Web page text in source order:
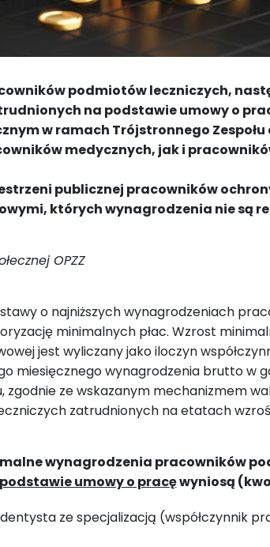
podmiotów leczniczych,
na podstawie umowy o
w ramach Trójstronnego Zespołu
medycznych, jak i
publicznej pracowników
których wynagrodzenia nie są
OPZZ
o najniższych wynagrodzeniach
minimalnych płac. Wzrost
jest wyliczany jako iloczyn
miesięcznego wynagrodzenia brutto w
ze wskazanym mechanizmem
zatrudnionych na etatach
wynagrodzenia pracowników
umowy o pracęwyniosą
ze specjalizacją (współczynnik